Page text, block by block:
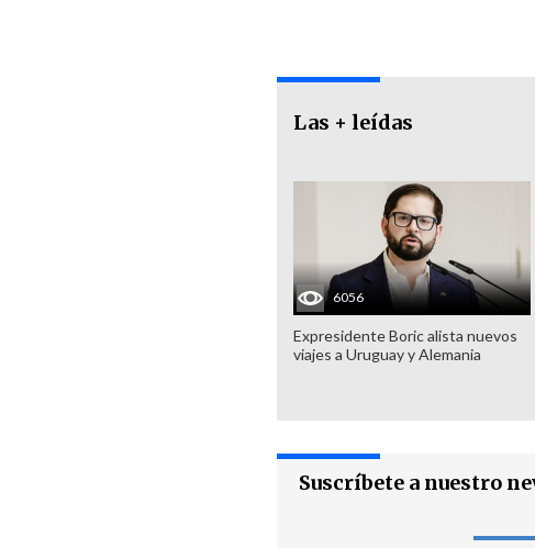
Las + leídas
6056
Expresidente Boric alista nuevos
viajes a Uruguay y Alemania
Suscríbete a nuestro